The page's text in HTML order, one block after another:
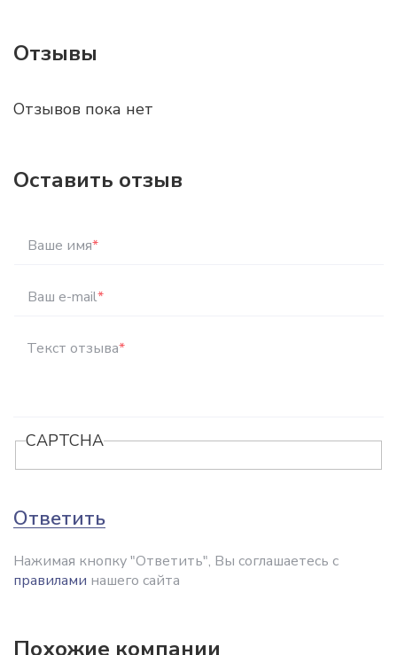
Отзывы
Отзывов пока нет
Оставить отзыв
Ваше имя*
Ваш e-mail*
Текст отзыва*
CAPTCHA
Ответить
Нажимая кнопку "Ответить", Вы соглашаетесь с
правилами нашего сайта
Похожие компании